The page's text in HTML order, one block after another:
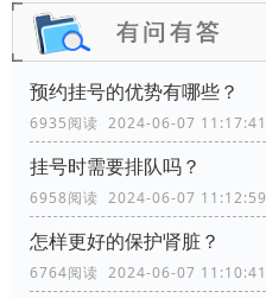
预约挂号的优势有哪些？
6935阅读 2024-06-07 11:17:41
挂号时需要排队吗？
6958阅读 2024-06-07 11:12:59
怎样更好的保护肾脏？
6764阅读 2024-06-07 11:10:41